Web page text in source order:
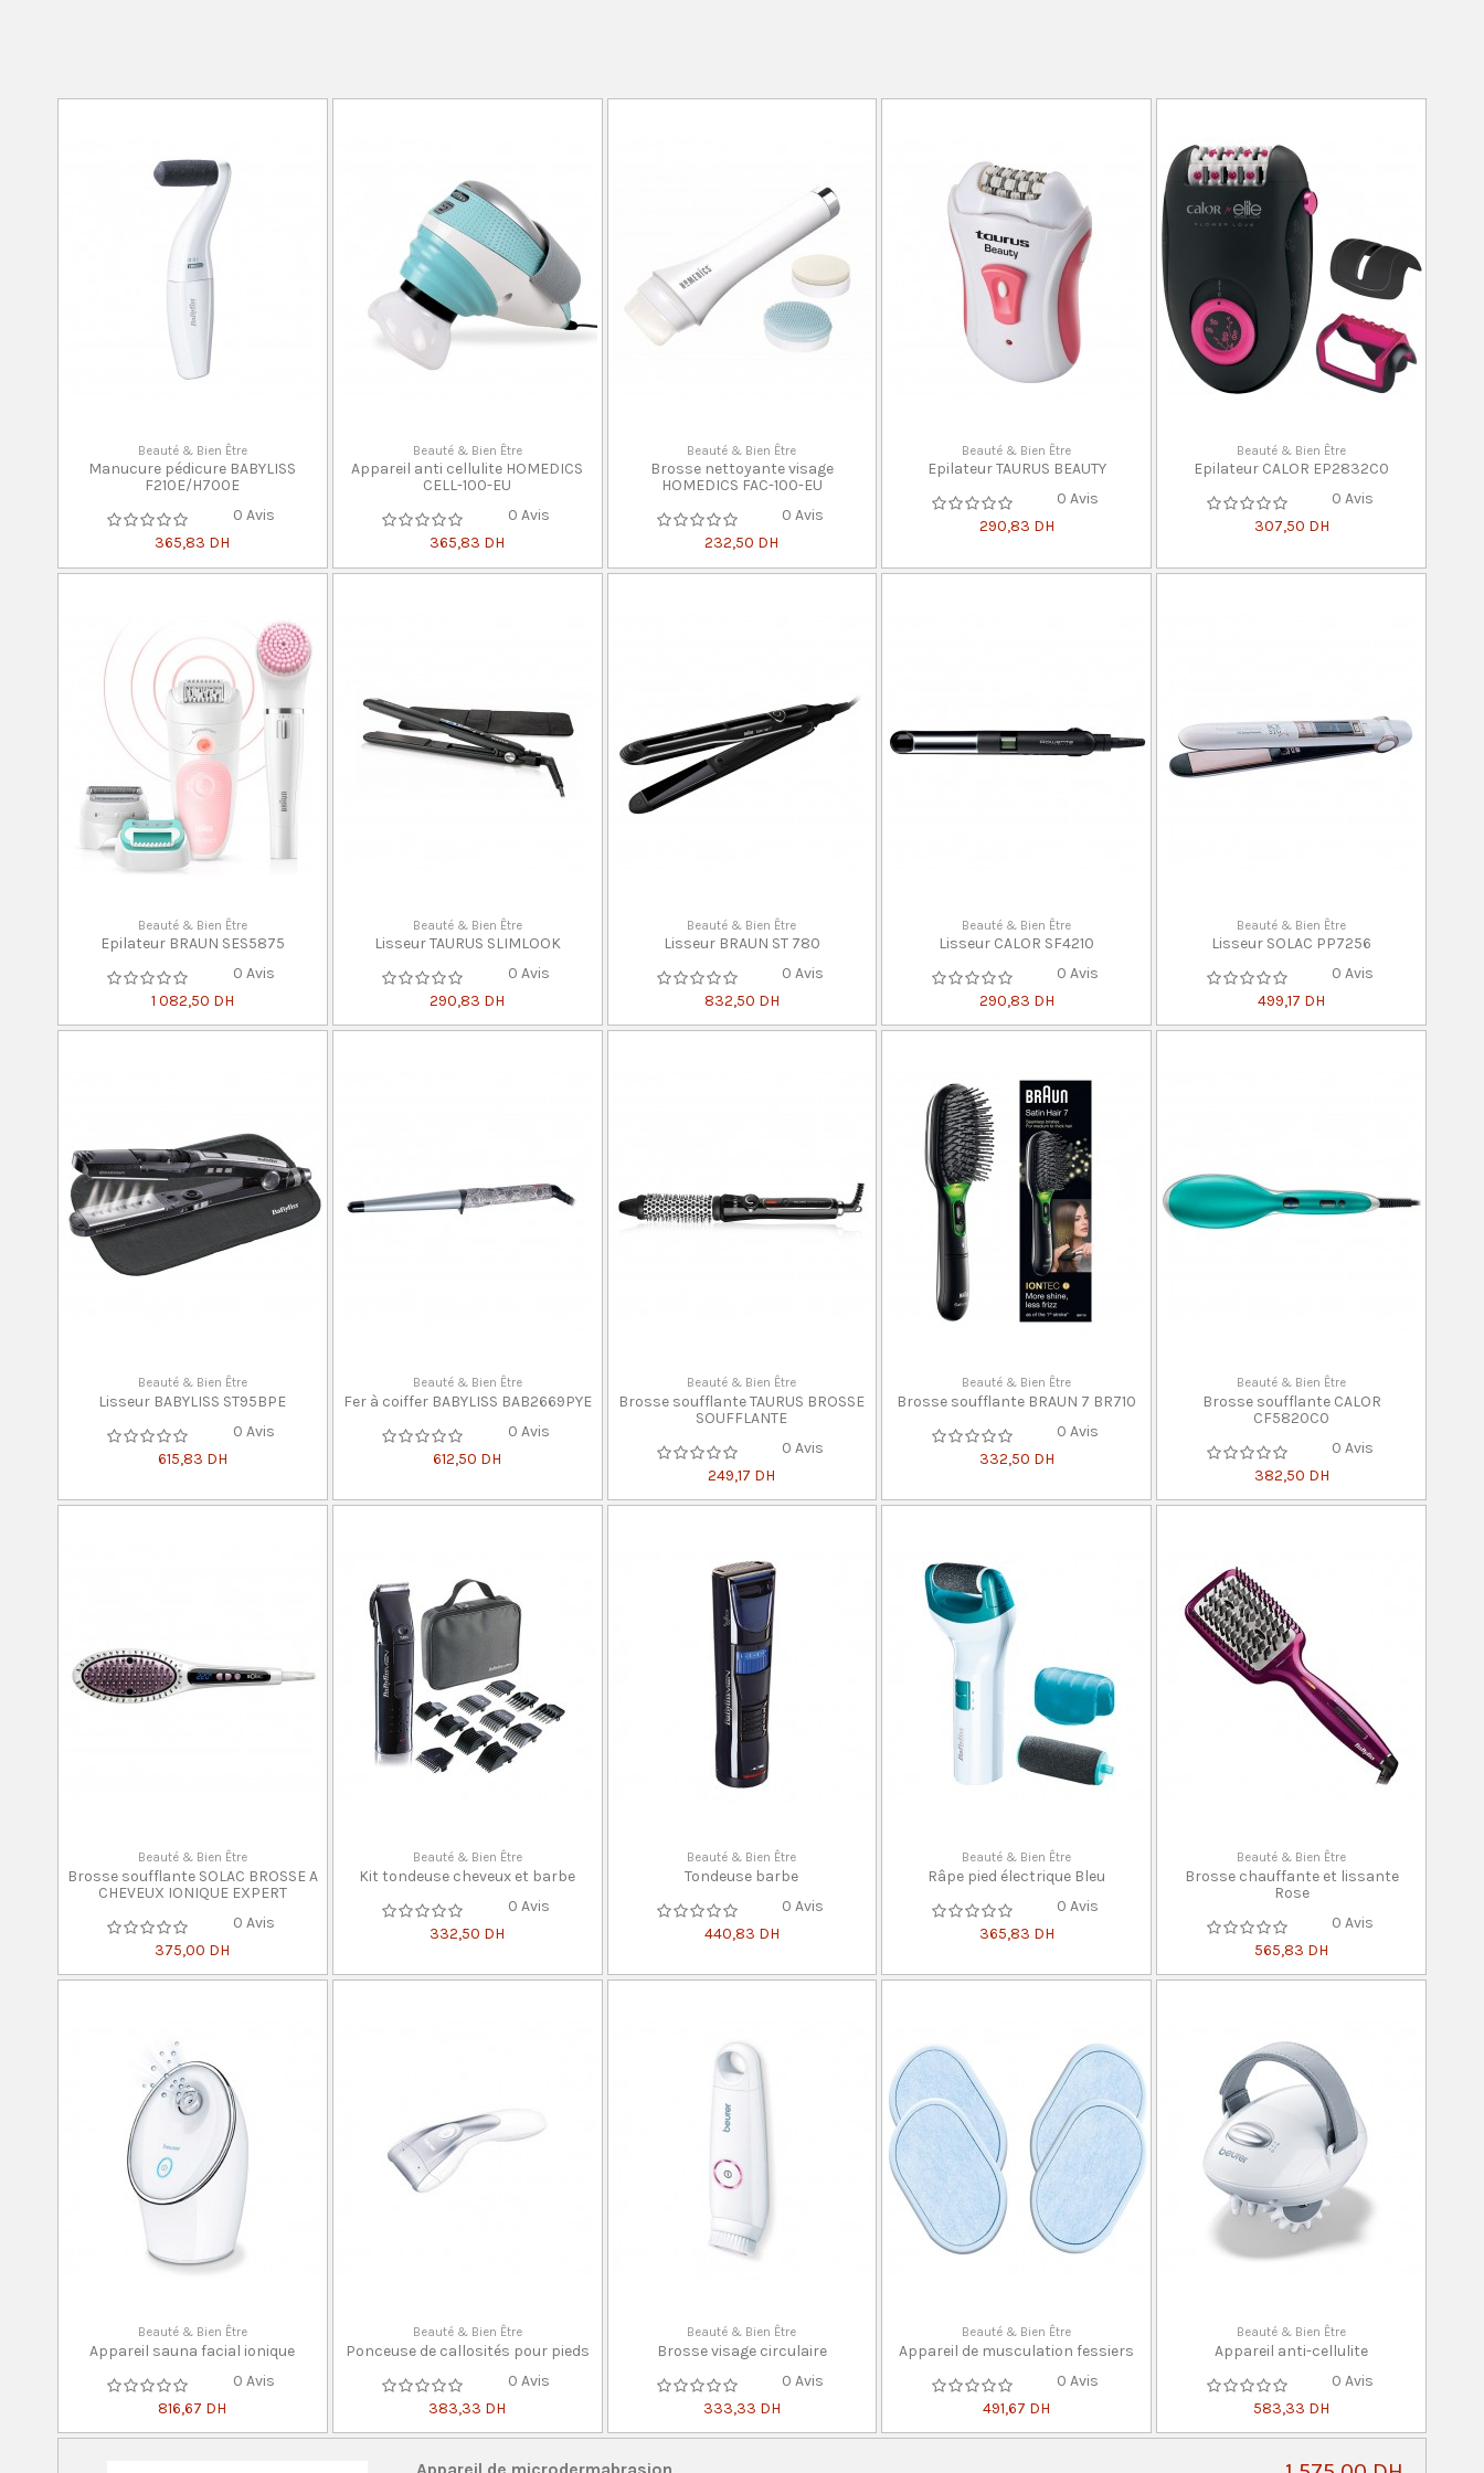
Beauté & Bien Être
Manucure pédicure BABYLISS
F210E/H700E
0 Avis
365,83 DH
Beauté & Bien Être
Appareil anti cellulite HOMEDICS
CELL-100-EU
0 Avis
365,83 DH
Beauté & Bien Être
Brosse nettoyante visage
HOMEDICS FAC-100-EU
0 Avis
232,50 DH
Beauté & Bien Être
Epilateur TAURUS BEAUTY
0 Avis
290,83 DH
Beauté & Bien Être
Epilateur CALOR EP2832C0
0 Avis
307,50 DH
Beauté & Bien Être
Epilateur BRAUN SES5875
0 Avis
1 082,50 DH
Beauté & Bien Être
Lisseur TAURUS SLIMLOOK
0 Avis
290,83 DH
Beauté & Bien Être
Lisseur BRAUN ST 780
0 Avis
832,50 DH
Beauté & Bien Être
Lisseur CALOR SF4210
0 Avis
290,83 DH
Beauté & Bien Être
Lisseur SOLAC PP7256
0 Avis
499,17 DH
Beauté & Bien Être
Lisseur BABYLISS ST95BPE
0 Avis
615,83 DH
Beauté & Bien Être
Fer à coiffer BABYLISS BAB2669PYE
0 Avis
612,50 DH
Beauté & Bien Être
Brosse soufflante TAURUS BROSSE
SOUFFLANTE
0 Avis
249,17 DH
Beauté & Bien Être
Brosse soufflante BRAUN 7 BR710
0 Avis
332,50 DH
Beauté & Bien Être
Brosse soufflante CALOR
CF5820C0
0 Avis
382,50 DH
Beauté & Bien Être
Brosse soufflante SOLAC BROSSE A
CHEVEUX IONIQUE EXPERT
0 Avis
375,00 DH
Beauté & Bien Être
Kit tondeuse cheveux et barbe
0 Avis
332,50 DH
Beauté & Bien Être
Tondeuse barbe
0 Avis
440,83 DH
Beauté & Bien Être
Râpe pied électrique Bleu
0 Avis
365,83 DH
Beauté & Bien Être
Brosse chauffante et lissante
Rose
0 Avis
565,83 DH
Beauté & Bien Être
Appareil sauna facial ionique
0 Avis
816,67 DH
Beauté & Bien Être
Ponceuse de callosités pour pieds
0 Avis
383,33 DH
Beauté & Bien Être
Brosse visage circulaire
0 Avis
333,33 DH
Beauté & Bien Être
Appareil de musculation fessiers
0 Avis
491,67 DH
Beauté & Bien Être
Appareil anti-cellulite
0 Avis
583,33 DH